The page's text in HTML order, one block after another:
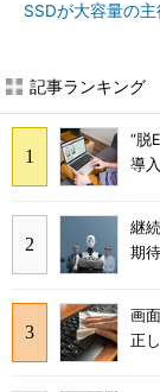
SSDが大容量の
記事ランキング
“脱
導
継
期
画
正